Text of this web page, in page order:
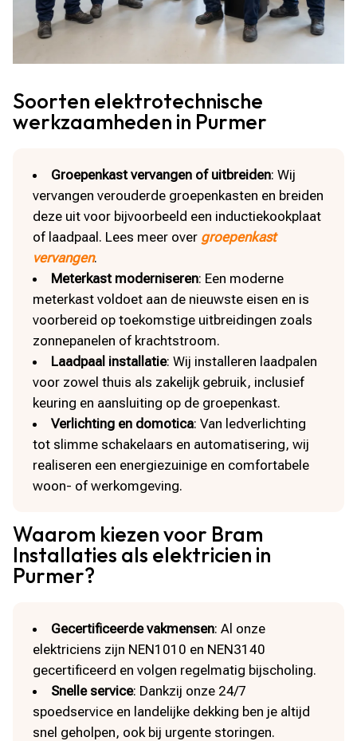
Soorten elektrotechnische
werkzaamheden in Purmer
Groepenkast vervangen of uitbreiden: Wij
vervangen verouderde groepenkasten en breiden
deze uit voor bijvoorbeeld een inductiekookplaat
of laadpaal. Lees meer over groepenkast
vervangen.
Meterkast moderniseren: Een moderne
meterkast voldoet aan de nieuwste eisen en is
voorbereid op toekomstige uitbreidingen zoals
zonnepanelen of krachtstroom.
Laadpaal installatie: Wij installeren laadpalen
voor zowel thuis als zakelijk gebruik, inclusief
keuring en aansluiting op de groepenkast.
Verlichting en domotica: Van ledverlichting
tot slimme schakelaars en automatisering, wij
realiseren een energiezuinige en comfortabele
woon- of werkomgeving.
Waarom kiezen voor Bram
Installaties als elektricien in
Purmer?
Gecertificeerde vakmensen: Al onze
elektriciens zijn NEN1010 en NEN3140
gecertificeerd en volgen regelmatig bijscholing.
Snelle service: Dankzij onze 24/7
spoedservice en landelijke dekking ben je altijd
snel geholpen, ook bij urgente storingen.